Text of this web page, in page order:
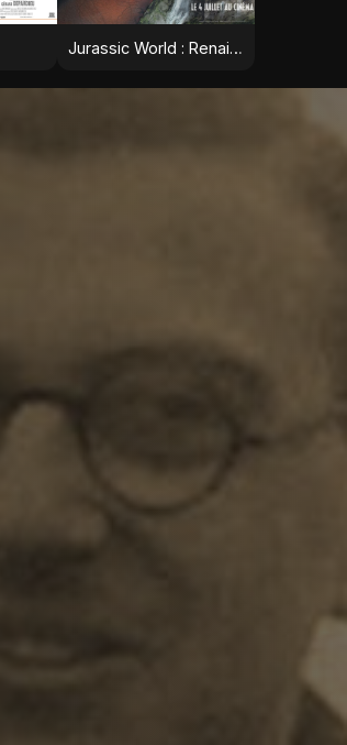
Jurassic World : Renaissance